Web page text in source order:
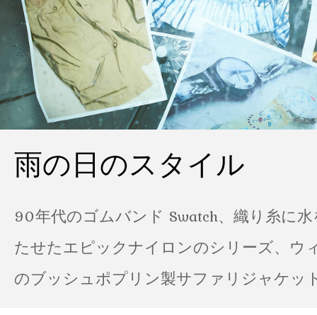
雨の日のスタイル
90年代のゴムバンド Swatch、織り糸に
たせたエピックナイロンのシリーズ、ウ
のブッシュポプリン製サファリジャケッ